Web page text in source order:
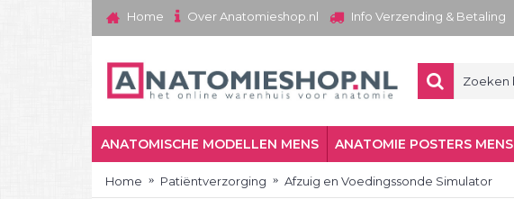
Home Over Anatomieshop.nl Info Verzending & Betaling
ANATOMISCHE MODELLEN MENS ANATOMIE POSTERS MENS
Home Patiëntverzorging Afzuig en Voedingssonde Simulator